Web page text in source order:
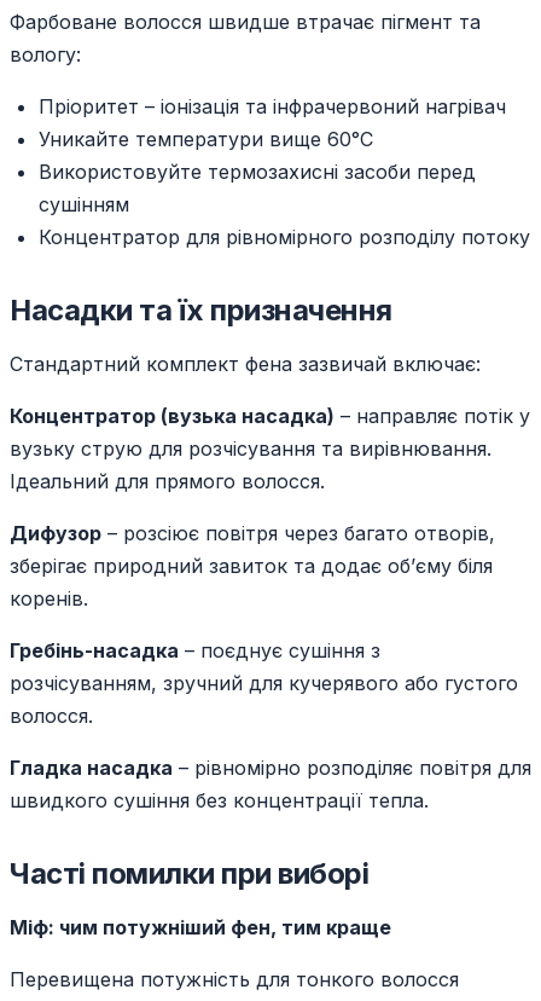
Фарбоване волосся швидше втрачає пігмент та
вологу:
Пріоритет – іонізація та інфрачервоний нагрівач
Уникайте температури вище 60°C
Використовуйте термозахисні засоби перед
сушінням
Концентратор для рівномірного розподілу потоку
Насадки та їх призначення
Стандартний комплект фена зазвичай включає:
Концентратор (вузька насадка) – направляє потік у
вузьку струю для розчісування та вирівнювання.
Ідеальний для прямого волосся.
Дифузор – розсіює повітря через багато отворів,
зберігає природний завиток та додає об’єму біля
коренів.
Гребінь-насадка – поєднує сушіння з
розчісуванням, зручний для кучерявого або густого
волосся.
Гладка насадка – рівномірно розподіляє повітря для
швидкого сушіння без концентрації тепла.
Часті помилки при виборі
Міф: чим потужніший фен, тим краще
Перевищена потужність для тонкого волосся